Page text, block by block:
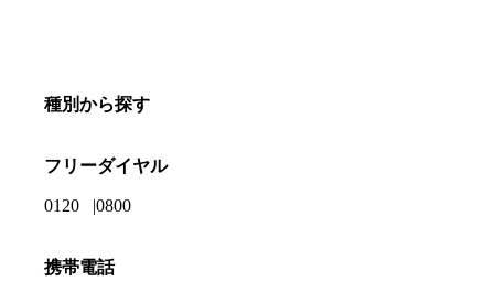
種別から探す
フリーダイヤル
0120 0800
携帯電話